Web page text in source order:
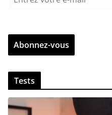
r
z
v
t
r
Abonnez-vous
Tests